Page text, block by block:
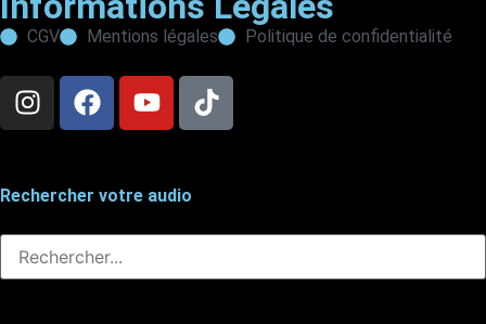
CGV Mentions légales Politique de confidentialité
Rechercher votre audio